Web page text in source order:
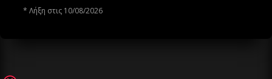
* Λήξη στις 10/08/2026